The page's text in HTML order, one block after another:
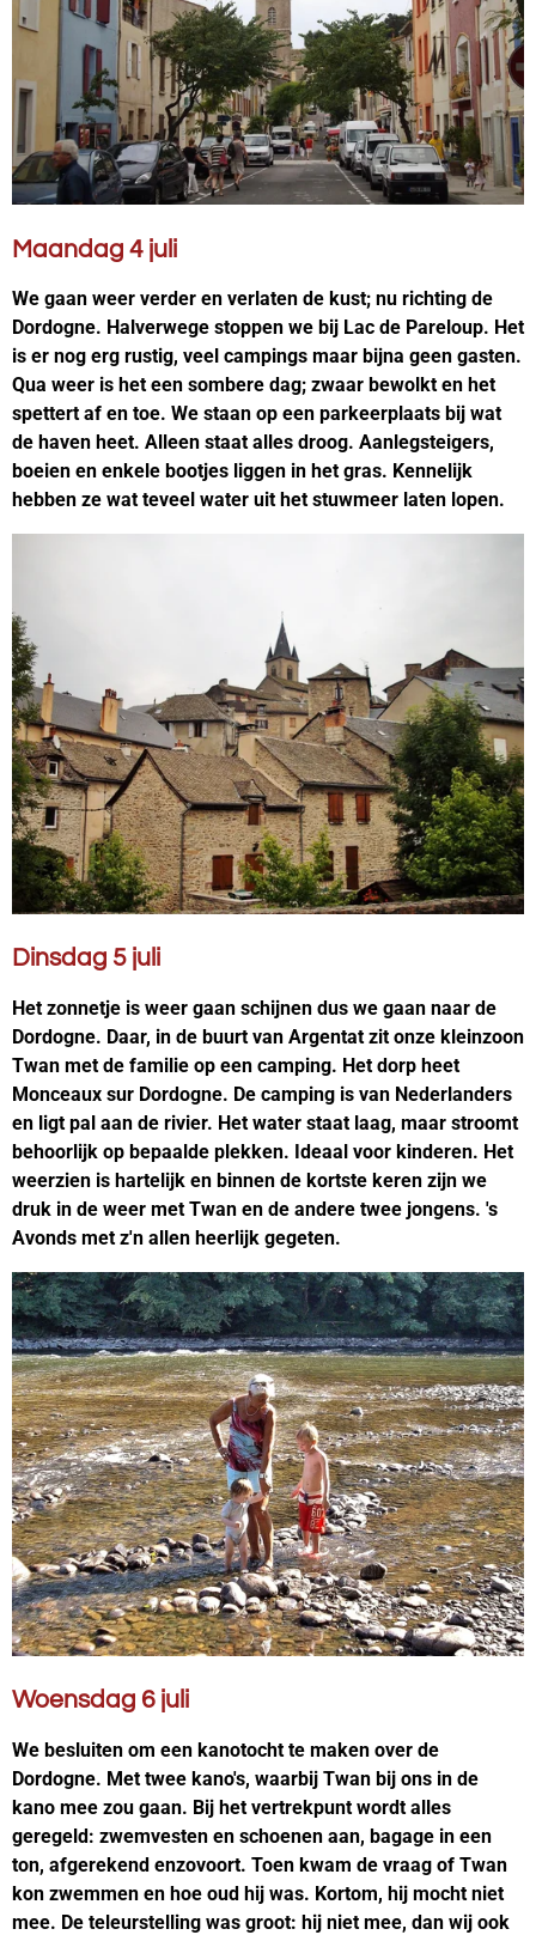
Maandag 4 juli
We gaan weer verder en verlaten de kust; nu richting de
Dordogne. Halverwege stoppen we bij Lac de Pareloup. Het
is er nog erg rustig, veel campings maar bijna geen gasten.
Qua weer is het een sombere dag; zwaar bewolkt en het
spettert af en toe. We staan op een parkeerplaats bij wat
de haven heet. Alleen staat alles droog. Aanlegsteigers,
boeien en enkele bootjes liggen in het gras. Kennelijk
hebben ze wat teveel water uit het stuwmeer laten lopen.
Dinsdag 5 juli
Het zonnetje is weer gaan schijnen dus we gaan naar de
Dordogne. Daar, in de buurt van Argentat zit onze kleinzoon
Twan met de familie op een camping. Het dorp heet
Monceaux sur Dordogne. De camping is van Nederlanders
en ligt pal aan de rivier. Het water staat laag, maar stroomt
behoorlijk op bepaalde plekken. Ideaal voor kinderen. Het
weerzien is hartelijk en binnen de kortste keren zijn we
druk in de weer met Twan en de andere twee jongens. 's
Avonds met z'n allen heerlijk gegeten.
Woensdag 6 juli
We besluiten om een kanotocht te maken over de
Dordogne. Met twee kano's, waarbij Twan bij ons in de
kano mee zou gaan. Bij het vertrekpunt wordt alles
geregeld: zwemvesten en schoenen aan, bagage in een
ton, afgerekend enzovoort. Toen kwam de vraag of Twan
kon zwemmen en hoe oud hij was. Kortom, hij mocht niet
mee. De teleurstelling was groot: hij niet mee, dan wij ook